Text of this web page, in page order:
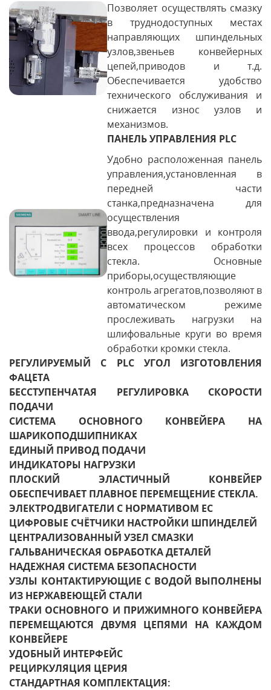
Позволяет осуществлять смазку
в труднодоступных местах
направляющих шпиндельных
узлов,звеньев конвейерных
цепей,приводов и т.д.
Обеспечивается удобство
технического обслуживания и
снижается износ узлов и
механизмов.
ПАНЕЛЬ УПРАВЛЕНИЯ PLC
Удобно расположенная панель
управления,установленная в
передней части
станка,предназначена для
осуществления
ввода,регулировки и контроля
всех процессов обработки
стекла. Основные
приборы,осуществляющие
контроль агрегатов,позволяют в
автоматическом режиме
прослеживать нагрузки на
шлифовальные круги во время
обработки кромки стекла.
РЕГУЛИРУЕМЫЙ С PLC УГОЛ ИЗГОТОВЛЕНИЯ
ФАЦЕТА
БЕССТУПЕНЧАТАЯ РЕГУЛИРОВКА СКОРОСТИ
ПОДАЧИ
СИСТЕМА ОСНОВНОГО КОНВЕЙЕРА НА
ШАРИКОПОДШИПНИКАХ
ЕДИНЫЙ ПРИВОД ПОДАЧИ
ИНДИКАТОРЫ НАГРУЗКИ
ПЛОСКИЙ ЭЛАСТИЧНЫЙ КОНВЕЙЕР
ОБЕСПЕЧИВАЕТ ПЛАВНОЕ ПЕРЕМЕЩЕНИЕ СТЕКЛА.
ЭЛЕКТРОДВИГАТЕЛИ С НОРМАТИВОМ EC
ЦИФРОВЫЕ СЧЁТЧИКИ НАСТРОЙКИ ШПИНДЕЛЕЙ
ЦЕНТРАЛИЗОВАННЫЙ УЗЕЛ СМАЗКИ
ГАЛЬВАНИЧЕСКАЯ ОБРАБОТКА ДЕТАЛЕЙ
НАДЕЖНАЯ СИСТЕМА БЕЗОПАСНОСТИ
УЗЛЫ КОНТАКТИРУЮЩИЕ С ВОДОЙ ВЫПОЛНЕНЫ
ИЗ НЕРЖАВЕЮЩЕЙ СТАЛИ
ТРАКИ ОСНОВНОГО И ПРИЖИМНОГО КОНВЕЙЕРА
ПЕРЕМЕЩАЮТСЯ ДВУМЯ ЦЕПЯМИ НА КАЖДОМ
КОНВЕЙЕРЕ
УДОБНЫЙ ИНТЕРФЕЙС
РЕЦИРКУЛЯЦИЯ ЦЕРИЯ
СТАНДАРТНАЯ КОМПЛЕКТАЦИЯ: